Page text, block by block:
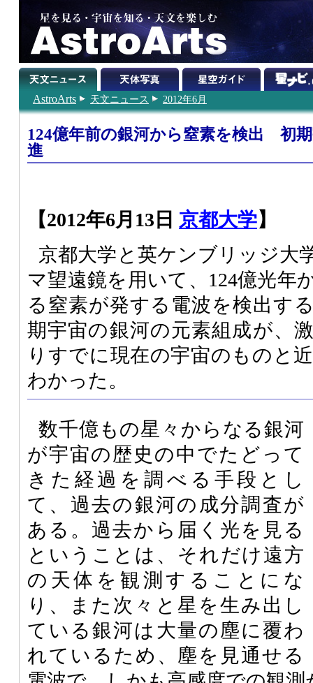
AstroArts 天文ニュース 2012年6月
124億年前の銀河から窒素を検出 初
進
【2012年6月13日 京都大学】
京都大学と英ケンブリッジ大
マ望遠鏡を用いて、124億光年
る窒素が発する電波を検出す
期宇宙の銀河の元素組成が、
りすでに現在の宇宙のものと
わかった。
数千億もの星々からなる銀河
が宇宙の歴史の中でたどって
きた経過を調べる手段とし
て、過去の銀河の成分調査が
ある。過去から届く光を見る
ということは、それだけ遠方
の天体を観測することにな
り、また次々と星を生み出し
ている銀河は大量の塵に覆わ
れているため、塵を見通せる